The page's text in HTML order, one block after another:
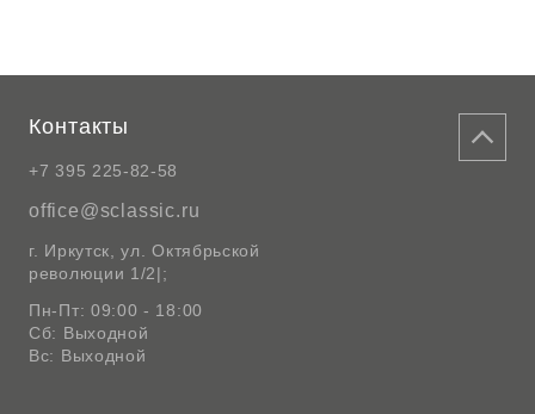
Контакты
+7 395 225-82-58
office@sclassic.ru
г. Иркутск, ул. Октябрьской
революции 1/2|;
Пн-Пт: 09:00 - 18:00
Сб: Выходной
Вс: Выходной